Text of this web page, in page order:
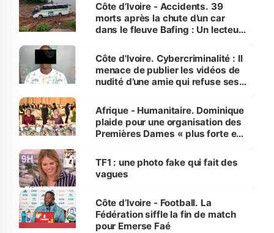
Côte d’Ivoire - Accidents. 39
morts après la chute d’un car
dans le fleuve Bafing : Un lecteur
des Transports
Côte d'Ivoire. Cybercriminalité : Il
menace de publier les vidéos de
nudité d’une amie qui refuse ses
Afrique - Humanitaire. Dominique
plaide pour une organisation des
Premières Dames « plus forte et
sur la scène internationale »
TF1 : une photo fake qui fait des
vagues
Côte d’Ivoire - Football. La
Fédération siffle la fin de match
pour Emerse Faé